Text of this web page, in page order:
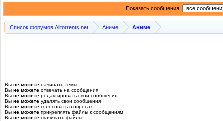
Показать сообщения:
Список форумов Alltorrents.net Аниме Аниме
Вы не можете начинать темы
Вы не можете отвечать на сообщения
Вы не можете редактировать свои сообщения
Вы не можете удалять свои сообщения
Вы не можете голосовать в опросах
Вы не можете прикреплять файлы к сообщениям
Вы не можете скачивать файлы